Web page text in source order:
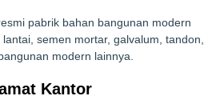
pabrik bahan bangunan modern
semen mortar, galvalum, tandon,
modern lainnya.
Kantor